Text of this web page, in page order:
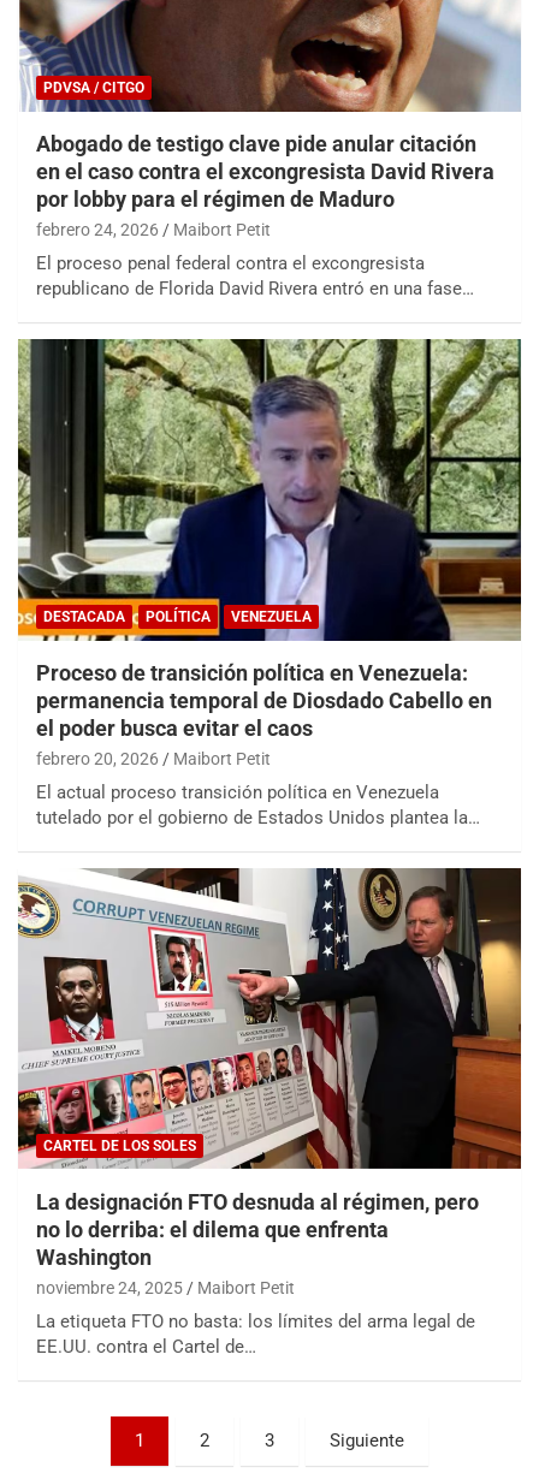
PDVSA / CITGO
Abogado de testigo clave pide anular citación
en el caso contra el excongresista David Rivera
por lobby para el régimen de Maduro
febrero 24, 2026 Maibort Petit
El proceso penal federal contra el excongresista
republicano de Florida David Rivera entró en una fase…
DESTACADA POLÍTICA VENEZUELA
Proceso de transición política en Venezuela:
permanencia temporal de Diosdado Cabello en
el poder busca evitar el caos
febrero 20, 2026 Maibort Petit
El actual proceso transición política en Venezuela
tutelado por el gobierno de Estados Unidos plantea la…
CARTEL DE LOS SOLES
La designación FTO desnuda al régimen, pero
no lo derriba: el dilema que enfrenta
Washington
noviembre 24, 2025 Maibort Petit
La etiqueta FTO no basta: los límites del arma legal de
EE.UU. contra el Cartel de…
Paginación
1 2 3 Siguiente